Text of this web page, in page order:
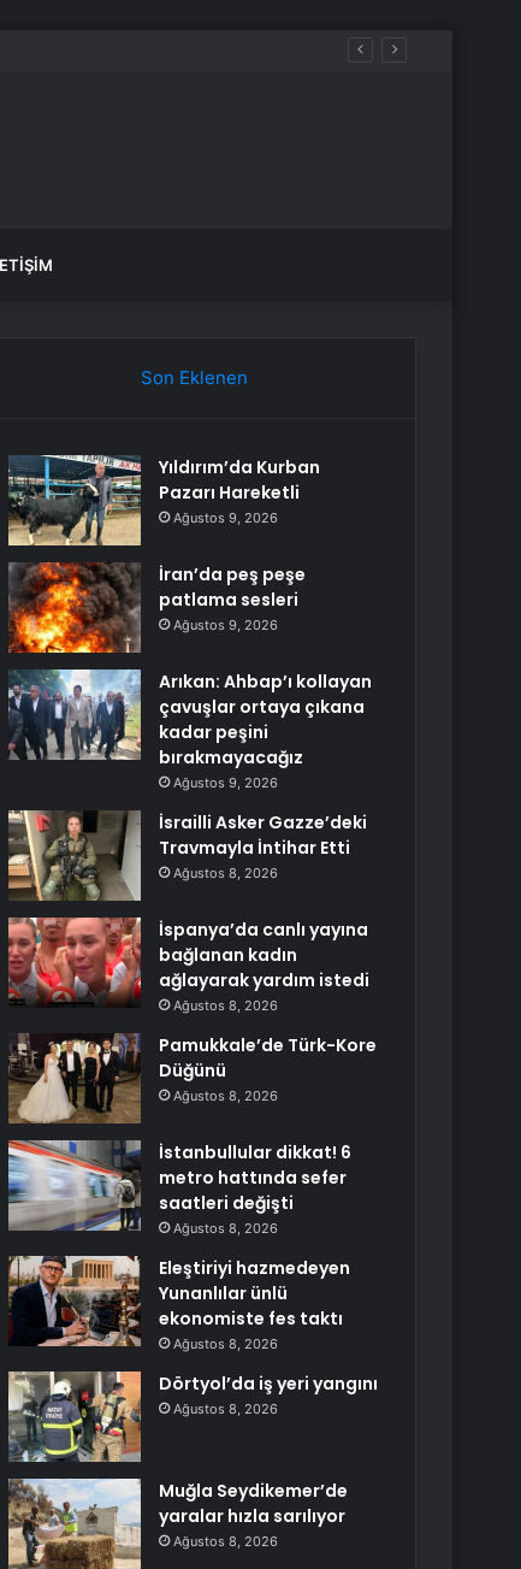
Son Eklenen
Yıldırım’da Kurban
Pazarı Hareketli
Ağustos 9, 2026
İran’da peş peşe
patlama sesleri
Ağustos 9, 2026
Arıkan: Ahbap’ı kollayan
çavuşlar ortaya çıkana
kadar peşini
bırakmayacağız
Ağustos 9, 2026
İsrailli Asker Gazze’deki
Travmayla İntihar Etti
Ağustos 8, 2026
İspanya’da canlı yayına
bağlanan kadın
ağlayarak yardım istedi
Ağustos 8, 2026
Pamukkale’de Türk-Kore
Düğünü
Ağustos 8, 2026
İstanbullular dikkat! 6
metro hattında sefer
saatleri değişti
Ağustos 8, 2026
Eleştiriyi hazmedeyen
Yunanlılar ünlü
ekonomiste fes taktı
Ağustos 8, 2026
Dörtyol’da iş yeri yangını
Ağustos 8, 2026
Muğla Seydikemer’de
yaralar hızla sarılıyor
Ağustos 8, 2026